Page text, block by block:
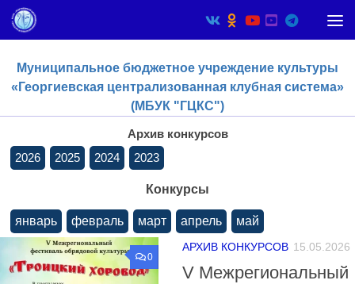
Skip to content
Муниципальное бюджетное учреждение культуры
«Георгиевская централизованная клубная система»
(МБУК "ГЦКС")
Архив конкурсов
2026
2025 2024 2023
Конкурсы
январь февраль март апрель май
0
АРХИВ КОНКУРСОВ 15.05.2026
V Межрегиональный